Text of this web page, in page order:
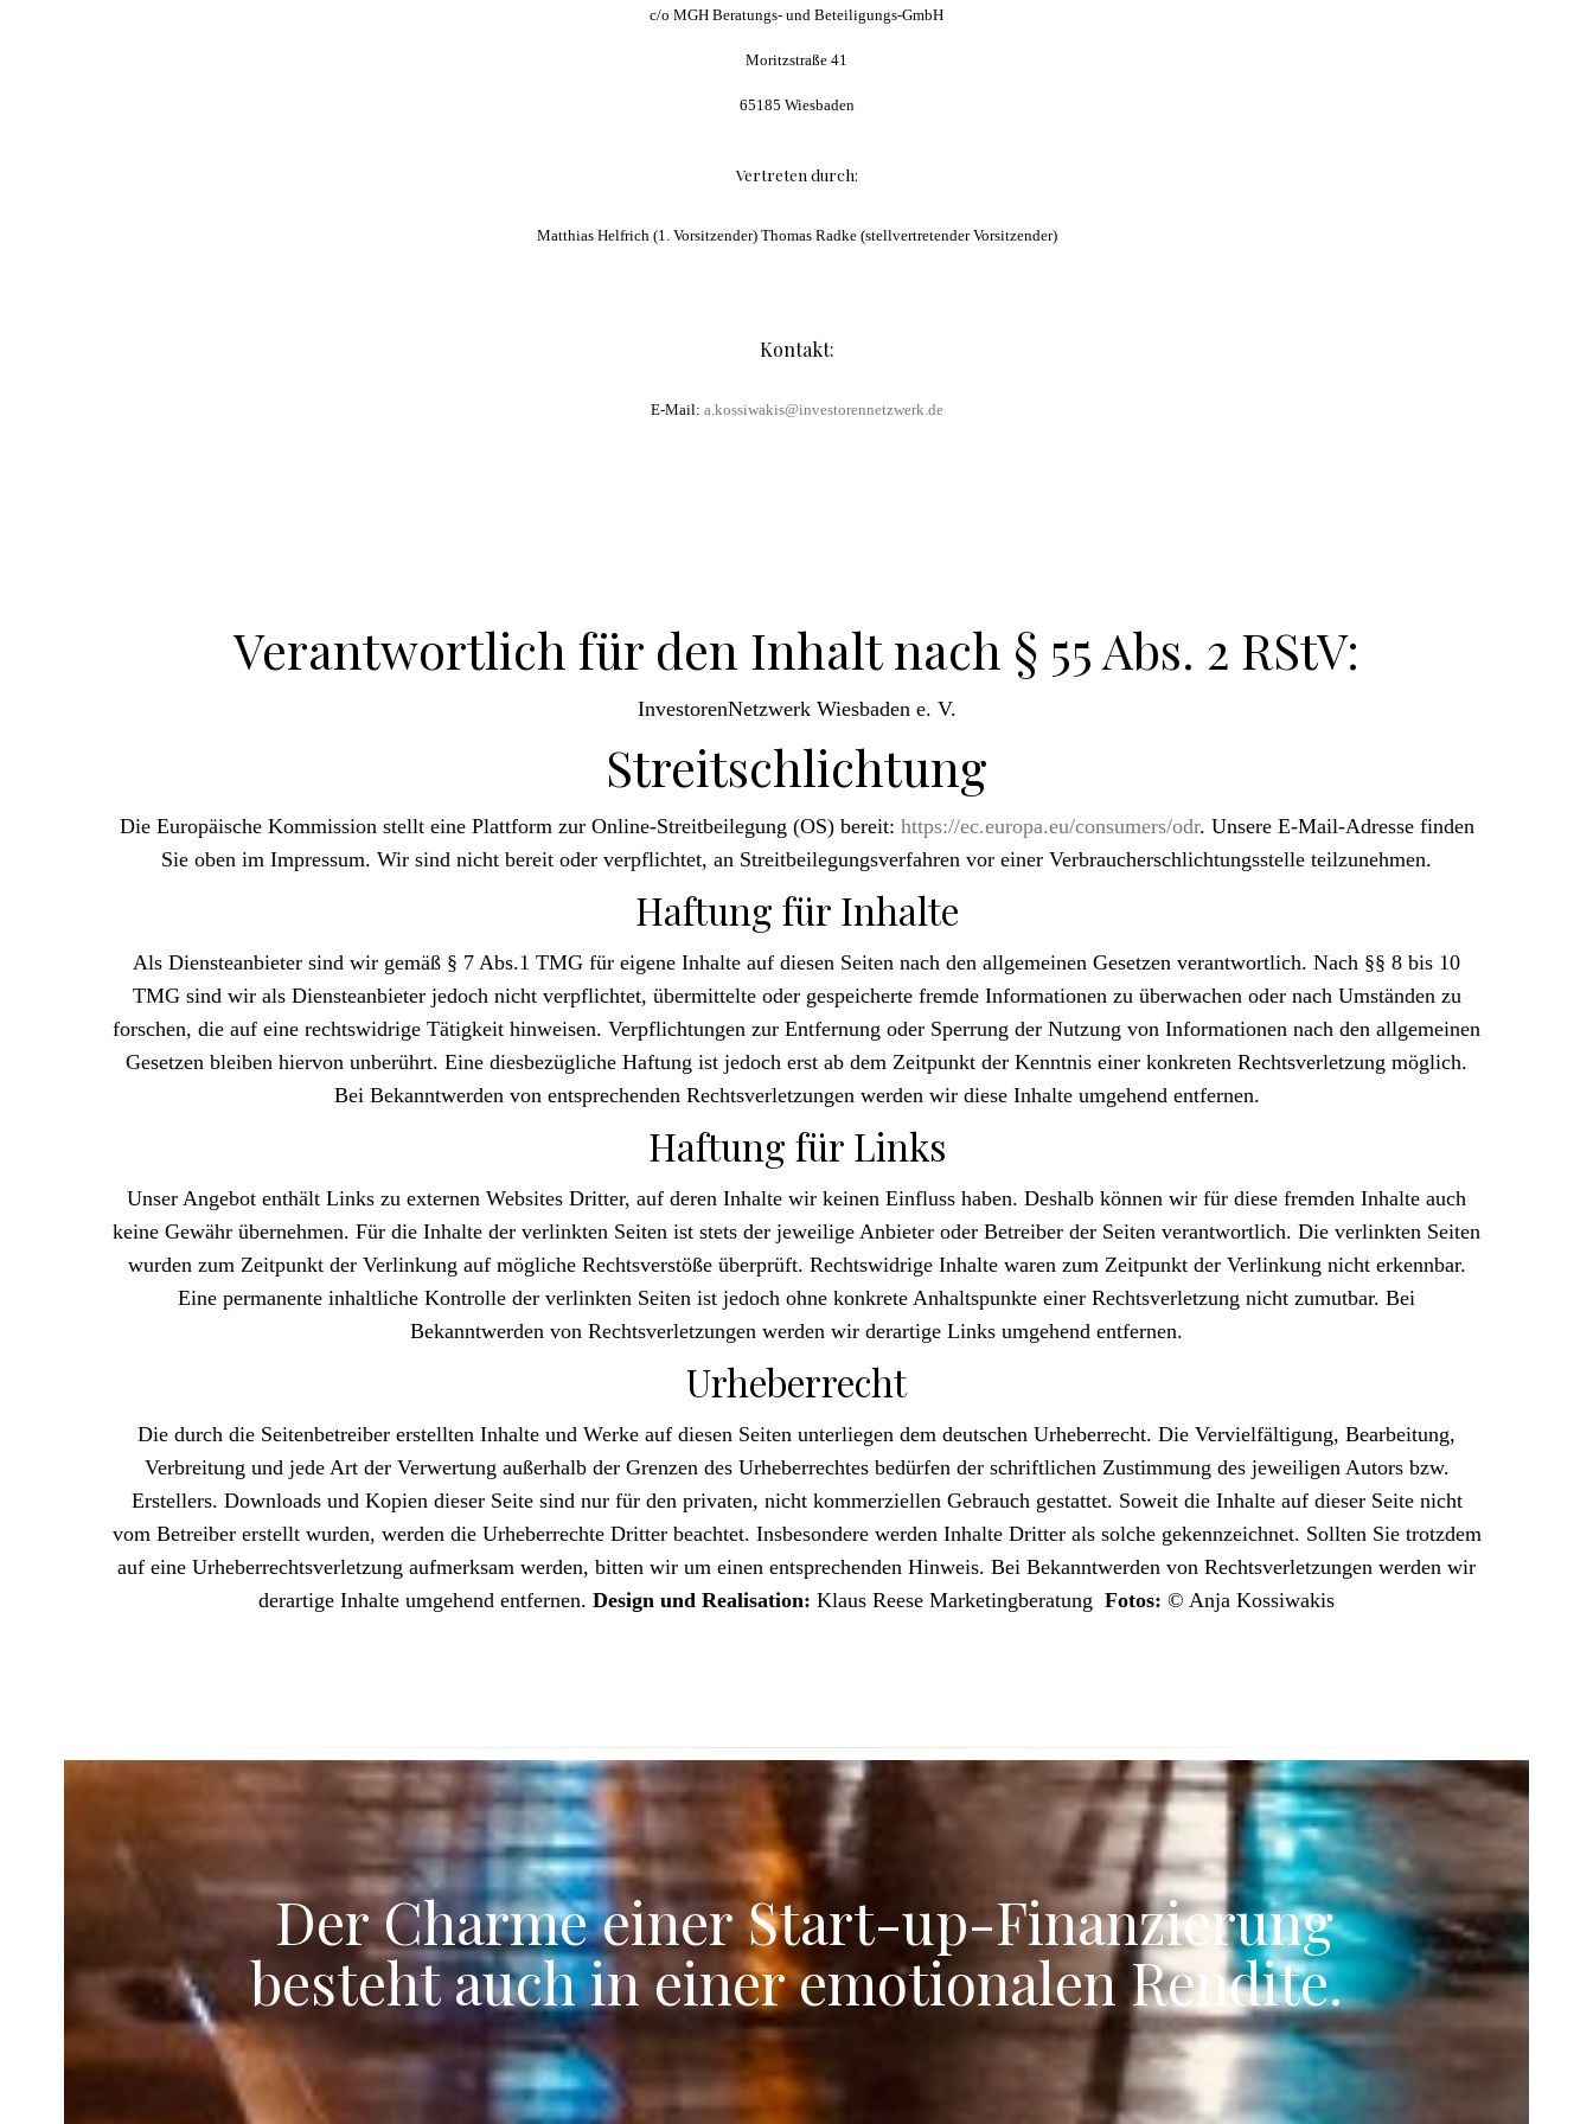
c/o MGH Beratungs- und Beteiligungs-GmbH
Moritzstraße 41
65185 Wiesbaden
Vertreten durch:
Matthias Helfrich (1. Vorsitzender) Thomas Radke (stellvertretender Vorsitzender)
Kontakt:
E-Mail: a.kossiwakis@investorennetzwerk.de
Verantwortlich für den Inhalt nach § 55 Abs. 2 RStV:
InvestorenNetzwerk Wiesbaden e. V.
Streitschlichtung
Die Europäische Kommission stellt eine Plattform zur Online-Streitbeilegung (OS) bereit: https://ec.europa.eu/consumers/odr. Unsere E-Mail-Adresse finden
Sie oben im Impressum. Wir sind nicht bereit oder verpflichtet, an Streitbeilegungsverfahren vor einer Verbraucherschlichtungsstelle teilzunehmen.
Haftung für Inhalte
Als Diensteanbieter sind wir gemäß § 7 Abs.1 TMG für eigene Inhalte auf diesen Seiten nach den allgemeinen Gesetzen verantwortlich. Nach §§ 8 bis 10
TMG sind wir als Diensteanbieter jedoch nicht verpflichtet, übermittelte oder gespeicherte fremde Informationen zu überwachen oder nach Umständen zu
forschen, die auf eine rechtswidrige Tätigkeit hinweisen. Verpflichtungen zur Entfernung oder Sperrung der Nutzung von Informationen nach den allgemeinen
Gesetzen bleiben hiervon unberührt. Eine diesbezügliche Haftung ist jedoch erst ab dem Zeitpunkt der Kenntnis einer konkreten Rechtsverletzung möglich.
Bei Bekanntwerden von entsprechenden Rechtsverletzungen werden wir diese Inhalte umgehend entfernen.
Haftung für Links
Unser Angebot enthält Links zu externen Websites Dritter, auf deren Inhalte wir keinen Einfluss haben. Deshalb können wir für diese fremden Inhalte auch
keine Gewähr übernehmen. Für die Inhalte der verlinkten Seiten ist stets der jeweilige Anbieter oder Betreiber der Seiten verantwortlich. Die verlinkten Seiten
wurden zum Zeitpunkt der Verlinkung auf mögliche Rechtsverstöße überprüft. Rechtswidrige Inhalte waren zum Zeitpunkt der Verlinkung nicht erkennbar.
Eine permanente inhaltliche Kontrolle der verlinkten Seiten ist jedoch ohne konkrete Anhaltspunkte einer Rechtsverletzung nicht zumutbar. Bei
Bekanntwerden von Rechtsverletzungen werden wir derartige Links umgehend entfernen.
Urheberrecht
Die durch die Seitenbetreiber erstellten Inhalte und Werke auf diesen Seiten unterliegen dem deutschen Urheberrecht. Die Vervielfältigung, Bearbeitung,
Verbreitung und jede Art der Verwertung außerhalb der Grenzen des Urheberrechtes bedürfen der schriftlichen Zustimmung des jeweiligen Autors bzw.
Erstellers. Downloads und Kopien dieser Seite sind nur für den privaten, nicht kommerziellen Gebrauch gestattet. Soweit die Inhalte auf dieser Seite nicht
vom Betreiber erstellt wurden, werden die Urheberrechte Dritter beachtet. Insbesondere werden Inhalte Dritter als solche gekennzeichnet. Sollten Sie trotzdem
auf eine Urheberrechtsverletzung aufmerksam werden, bitten wir um einen entsprechenden Hinweis. Bei Bekanntwerden von Rechtsverletzungen werden wir
derartige Inhalte umgehend entfernen. Design und Realisation: Klaus Reese Marketingberatung Fotos: © Anja Kossiwakis
Der Charme einer Start-up-Finanzierung
besteht auch in einer emotionalen Rendite.